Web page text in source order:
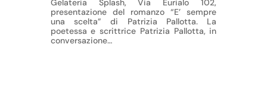
Gelateria Splash, Via Eurialo 102,
presentazione del romanzo “E’ sempre
una scelta” di Patrizia Pallotta. La
poetessa e scrittrice Patrizia Pallotta, in
conversazione…